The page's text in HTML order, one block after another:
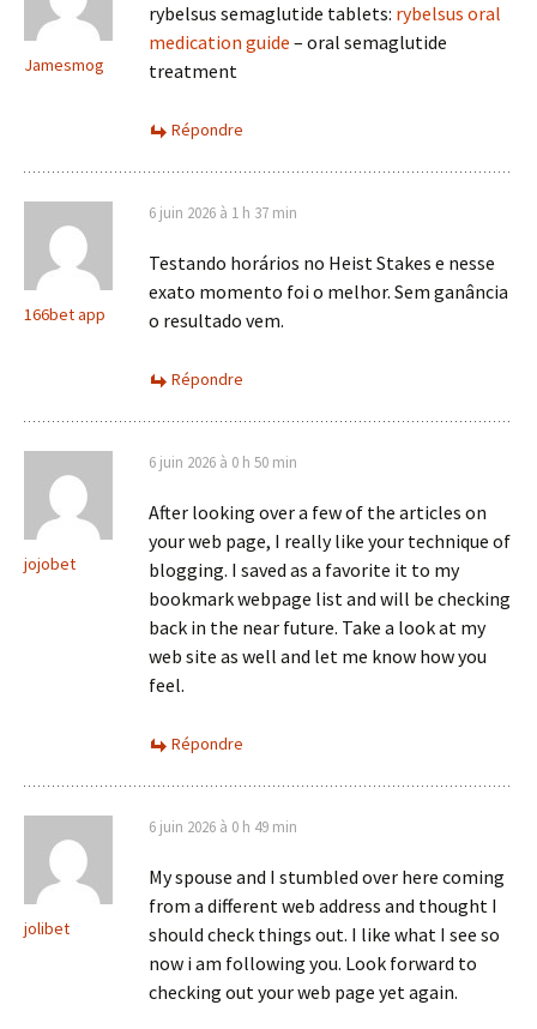
Jamesmog
rybelsus semaglutide tablets: rybelsus oral
medication guide – oral semaglutide
treatment
Répondre
166bet app
6 juin 2026 à 1 h 37 min
Testando horários no Heist Stakes e nesse
exato momento foi o melhor. Sem ganância
o resultado vem.
Répondre
jojobet
6 juin 2026 à 0 h 50 min
After looking over a few of the articles on
your web page, I really like your technique of
blogging. I saved as a favorite it to my
bookmark webpage list and will be checking
back in the near future. Take a look at my
web site as well and let me know how you
feel.
Répondre
jolibet
6 juin 2026 à 0 h 49 min
My spouse and I stumbled over here coming
from a different web address and thought I
should check things out. I like what I see so
now i am following you. Look forward to
checking out your web page yet again.